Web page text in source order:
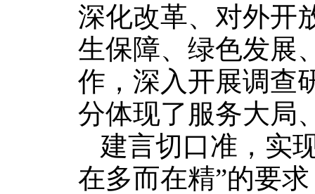
深化改革、对外开
生保障、绿色发展
作，深入开展调查
分体现了服务大局
建言切口准，实
在多而在精”的要